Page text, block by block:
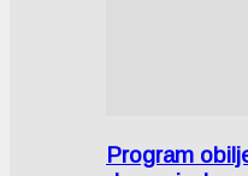
Program